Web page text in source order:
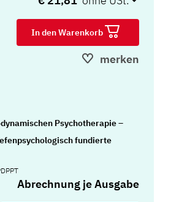
In den Warenkorb
merken
Psychotherapie –
fundierte
Abrechnung je Ausgabe